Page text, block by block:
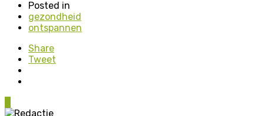
Posted in
gezondheid
ontspannen
Share
Tweet